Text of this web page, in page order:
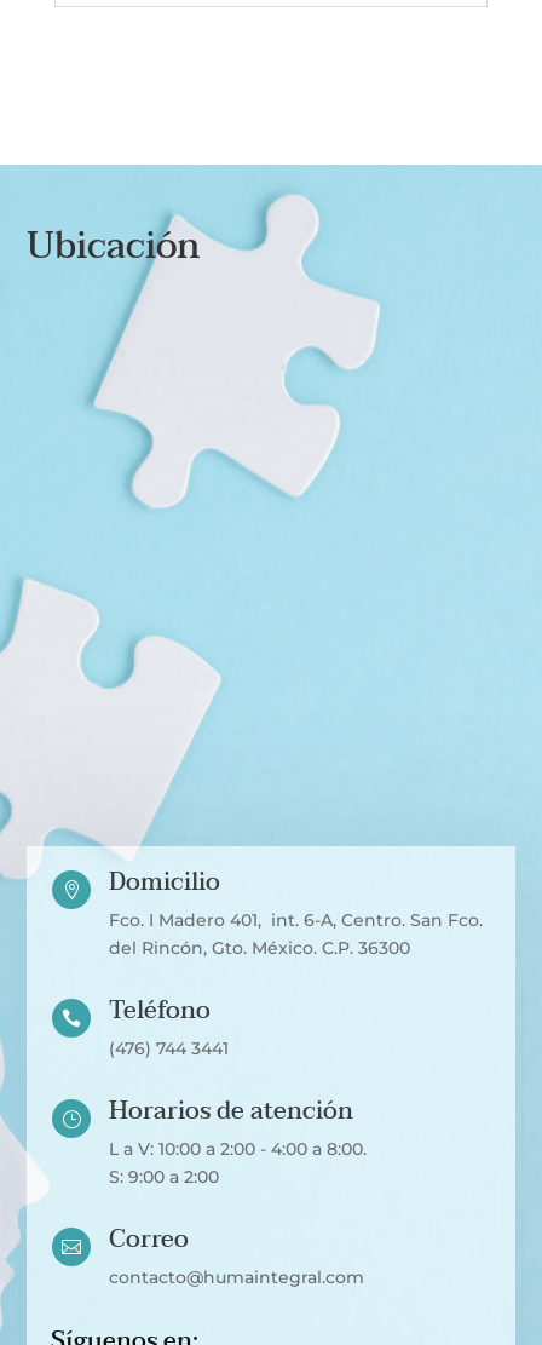
Ubicación
 Domicilio
Fco. I Madero 401, int. 6-A, Centro. San Fco.
del Rincón, Gto. México. C.P. 36300
 Teléfono
(476) 744 3441
} Horarios de atención
L a V: 10:00 a 2:00 - 4:00 a 8:00.
S: 9:00 a 2:00
 Correo
contacto@humaintegral.com